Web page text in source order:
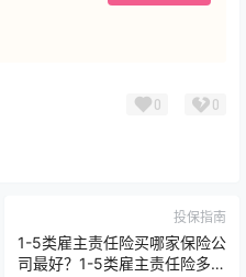
0 0
投保指南
1-5类雇主责任险买哪家保险公
司最好？1-5类雇主责任险多少